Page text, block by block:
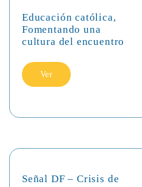
Educación católica,
Fomentando una
cultura del encuentro
Ver
Señal DF – Crisis de